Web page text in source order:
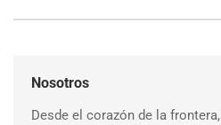
Nosotros
Desde el corazón de la frontera,